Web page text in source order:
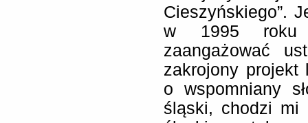
Cieszyńskiego”.
w 1995 roku
zaangażować
zakrojony projekt
o wspomniany
śląski, chodzi mi